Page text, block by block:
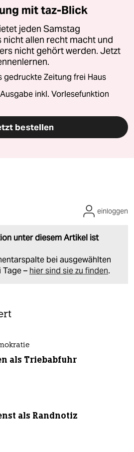
mit taz-Blick
jeden Samstag
allen recht macht und
nicht gehört werden. Jetzt
gedruckte Zeitung frei Haus
inkl. Vorlesefunktion
bestellen
unter diesem Artikel ist
bei ausgewählten
– hier sind sie zu finden.
einloggen
als Triebabfuhr
als Randnotiz